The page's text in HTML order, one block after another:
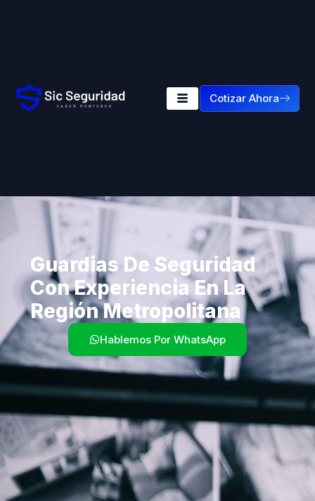
Cotizar Ahora
Guardias De Seguridad
Con Experiencia En La
Región Metropolitana
Hablemos Por WhatsApp